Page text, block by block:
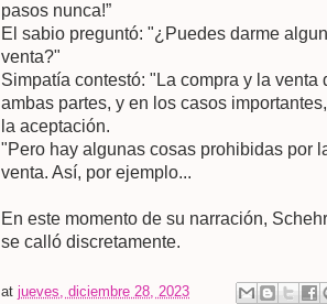
pasos nunca!”
El sabio preguntó: "¿Puedes darme
venta?"
Simpatía contestó: "La compra y la
ambas partes, y en los casos
la aceptación.
"Pero hay algunas cosas prohibidas por
venta. Así, por ejemplo...
En este momento de su narración,
se calló discretamente.
at jueves, diciembre 28, 2023